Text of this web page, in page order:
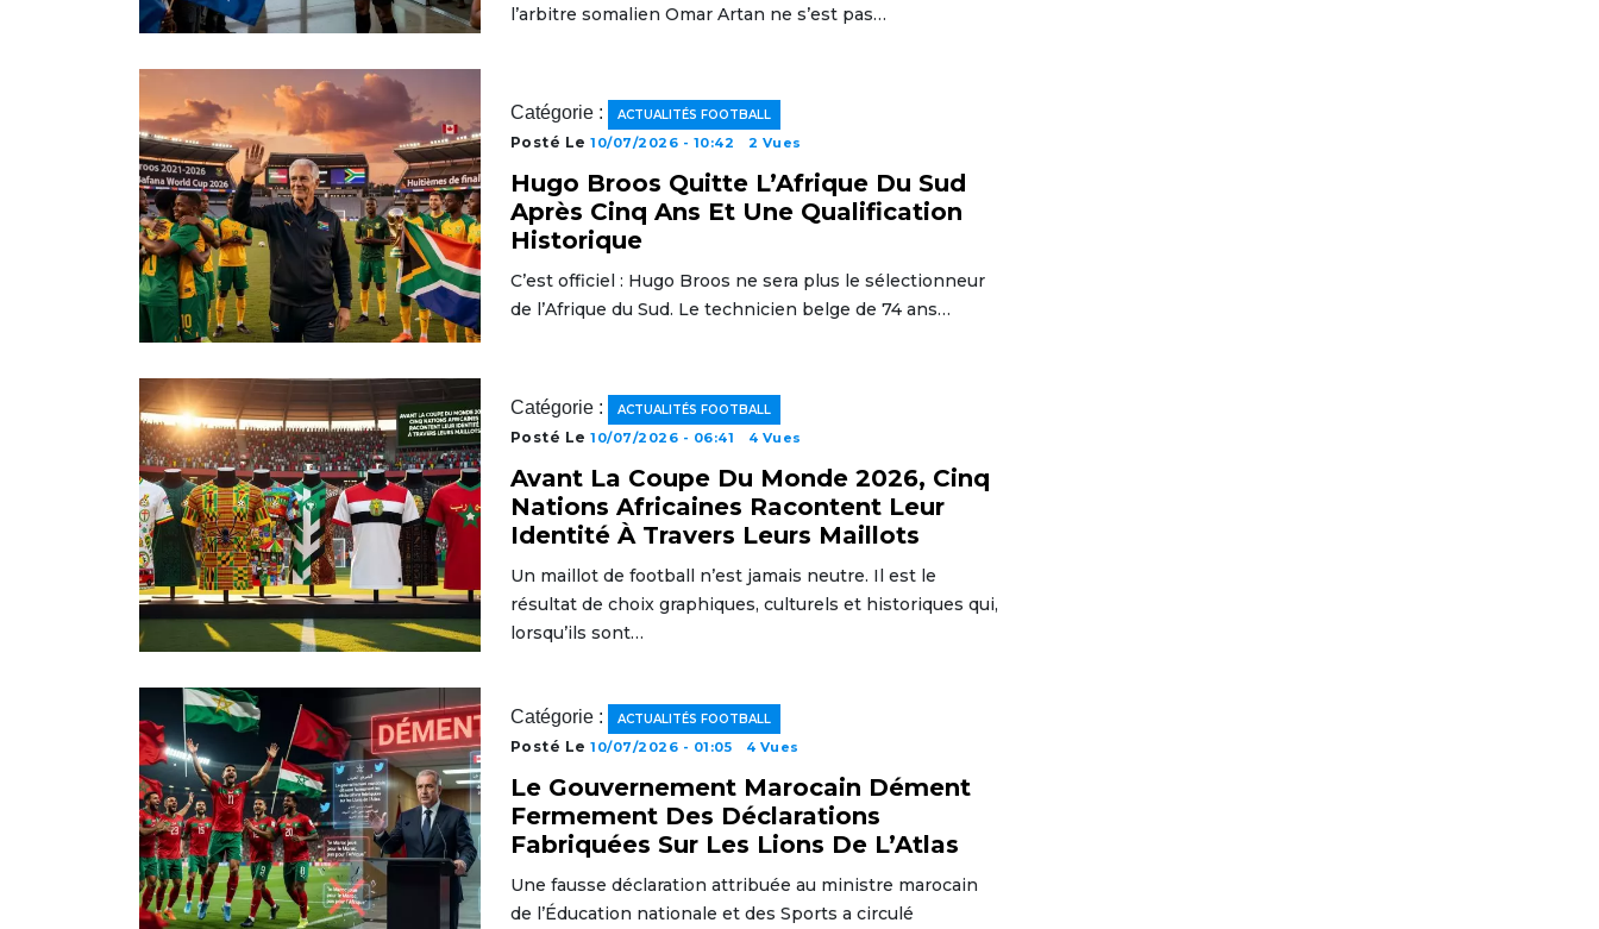
l’arbitre somalien Omar Artan ne s’est pas…
Catégorie : ACTUALITÉS FOOTBALL
Posté Le10/07/2026 - 10:42 2 Vues
Hugo Broos Quitte L’Afrique Du Sud
Après Cinq Ans Et Une Qualification
Historique
C’est officiel : Hugo Broos ne sera plus le sélectionneur
de l’Afrique du Sud. Le technicien belge de 74 ans…
Catégorie : ACTUALITÉS FOOTBALL
Posté Le10/07/2026 - 06:41 4 Vues
Avant La Coupe Du Monde 2026, Cinq
Nations Africaines Racontent Leur
Identité À Travers Leurs Maillots
Un maillot de football n’est jamais neutre. Il est le
résultat de choix graphiques, culturels et historiques qui,
lorsqu’ils sont…
Catégorie : ACTUALITÉS FOOTBALL
Posté Le10/07/2026 - 01:05 4 Vues
Le Gouvernement Marocain Dément
Fermement Des Déclarations
Fabriquées Sur Les Lions De L’Atlas
Une fausse déclaration attribuée au ministre marocain
de l’Éducation nationale et des Sports a circulé